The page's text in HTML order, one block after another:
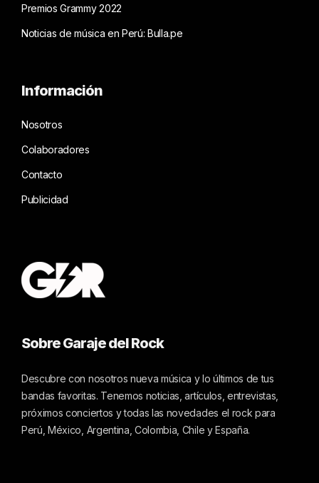
Premios Grammy 2022
Noticias de música en Perú: Bulla.pe
Información
Nosotros
Colaboradores
Contacto
Publicidad
Sobre Garaje del Rock
Descubre con nosotros nueva música y lo últimos de tus
bandas favoritas. Tenemos noticias, artículos, entrevistas,
próximos conciertos y todas las novedades el rock para
Perú, México, Argentina, Colombia, Chile y España.